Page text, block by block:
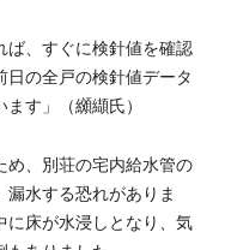
ば、すぐに検針値を確認
の全戸の検針値データ
す」（纐纈氏）
め、別荘の宅内給水管の
水する恐れがありま
に床が水浸しとなり、気